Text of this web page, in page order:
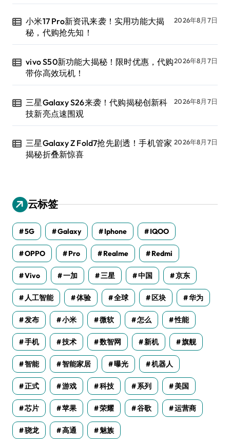
小米17 Pro新资讯来袭！实用功能大揭
秘，代购抢先知！
2026年8月7日
vivo S50新功能大揭秘！限时优惠，代购
带你高效玩机！
2026年8月7日
三星Galaxy S26来袭！代购揭秘创新科
技新亮点速围观
2026年8月7日
三星Galaxy Z Fold7抢先剧透！手机管家
揭秘折叠新惊喜
2026年8月7日
云标签
5G Galaxy Iphone IQOO
OPPO Pro Realme Redmi
Vivo 一加 三星 中国 京东
人工智能 体验 全球 区块 华为
发布 小米 微软 怎么 性能
手机 技术 数智网 新机 旗舰
智能 智能家居 曝光 机器人
正式 游戏 科技 系列 美国
芯片 苹果 荣耀 谷歌 运营商
骁龙 高通 魅族